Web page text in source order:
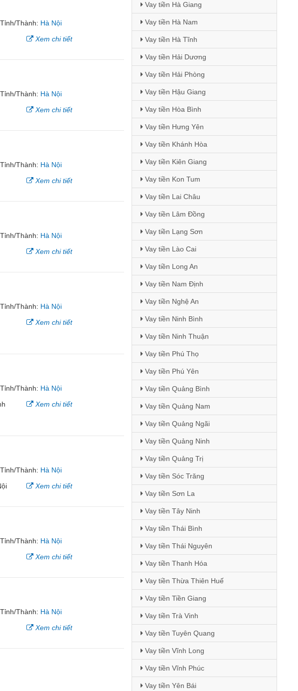
Tỉnh/Thành: Hà Nội
Xem chi tiết
Tỉnh/Thành: Hà Nội
Xem chi tiết
Tỉnh/Thành: Hà Nội
Xem chi tiết
Tỉnh/Thành: Hà Nội
Xem chi tiết
Tỉnh/Thành: Hà Nội
Xem chi tiết
Tỉnh/Thành: Hà Nội
Xem chi tiết
Tỉnh/Thành: Hà Nội
Xem chi tiết
Tỉnh/Thành: Hà Nội
Xem chi tiết
Tỉnh/Thành: Hà Nội
Xem chi tiết
Vay tiền Hà Giang
Vay tiền Hà Nam
Vay tiền Hà Tĩnh
Vay tiền Hải Dương
Vay tiền Hải Phòng
Vay tiền Hậu Giang
Vay tiền Hòa Bình
Vay tiền Hưng Yên
Vay tiền Khánh Hòa
Vay tiền Kiên Giang
Vay tiền Kon Tum
Vay tiền Lai Châu
Vay tiền Lâm Đồng
Vay tiền Lạng Sơn
Vay tiền Lào Cai
Vay tiền Long An
Vay tiền Nam Định
Vay tiền Nghệ An
Vay tiền Ninh Bình
Vay tiền Ninh Thuận
Vay tiền Phú Thọ
Vay tiền Phú Yên
Vay tiền Quảng Bình
Vay tiền Quảng Nam
Vay tiền Quảng Ngãi
Vay tiền Quảng Ninh
Vay tiền Quảng Trị
Vay tiền Sóc Trăng
Vay tiền Sơn La
Vay tiền Tây Ninh
Vay tiền Thái Bình
Vay tiền Thái Nguyên
Vay tiền Thanh Hóa
Vay tiền Thừa Thiên Huế
Vay tiền Tiền Giang
Vay tiền Trà Vinh
Vay tiền Tuyên Quang
Vay tiền Vĩnh Long
Vay tiền Vĩnh Phúc
Vay tiền Yên Bái